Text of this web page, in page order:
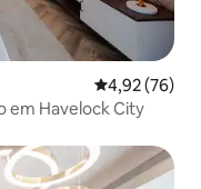
4,92 de uma
4,92 (76)
em Havelock City